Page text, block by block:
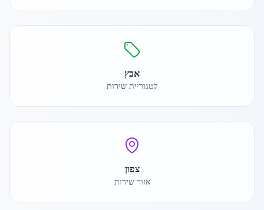
אבץ
קטגוריית שירות
צפון
אזור שירות